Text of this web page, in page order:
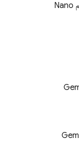
، المعروف أيضًا باسم Nano